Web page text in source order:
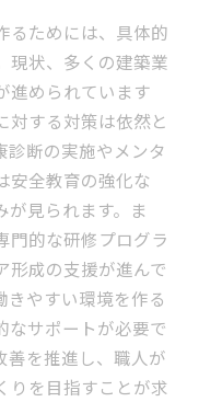
るためには、具体的
現状、多くの建築業
進められています
対する対策は依然と
診断の実施やメンタ
安全教育の強化な
が見られます。ま
門的な研修プログラ
形成の支援が進んで
きやすい環境を作る
なサポートが必要で
善を推進し、職人が
りを目指すことが求